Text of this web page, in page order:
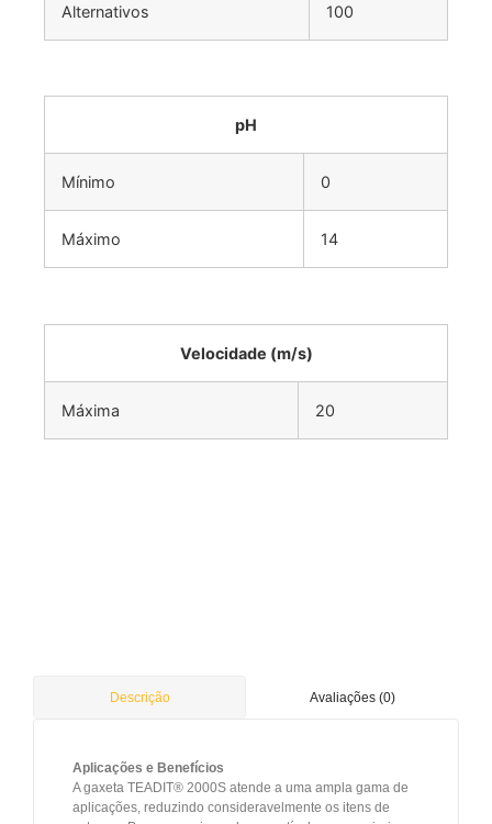
Alternativos 100
pH
Mínimo 0
Máximo 14
Velocidade (m/s)
Máxima 20
Descrição Avaliações (0)
Aplicações e Benefícios
A gaxeta TEADIT® 2000S atende a uma ampla gama de
aplicações, reduzindo consideravelmente os itens de